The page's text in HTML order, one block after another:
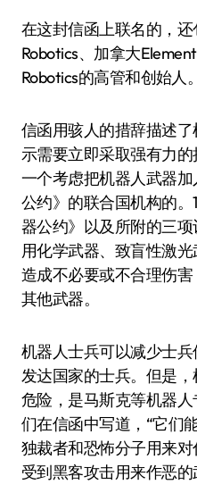
在这封信函上联名的，
Robotics、加拿大
Robotics的高管和创始人。
信函用骇人的措辞描述
示需要立即采取强有力
一个考虑把机器人武器
公约》的联合国机构的。
器公约》以及所附的三
用化学武器、致盲性激
造成不必要或不合理伤
其他武器。
机器人士兵可以减少士
发达国家的士兵。但是
危险，是马斯克等机器
们在信函中写道，“它们
独裁者和恐怖分子用来
受到黑客攻击用来作恶的